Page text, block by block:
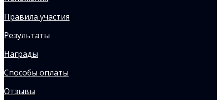
Правила участия
Результаты
Награды
Способы оплаты
Отзывы